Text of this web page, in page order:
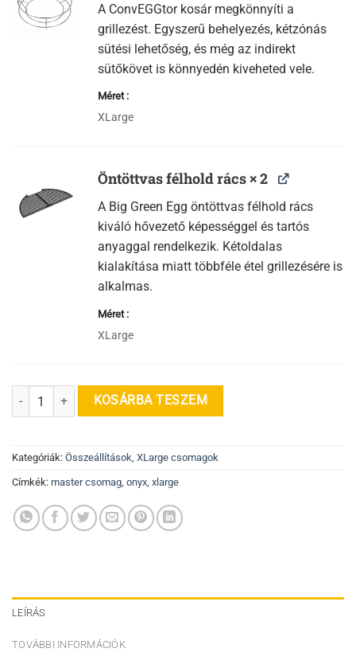
A ConvEGGtor kosár megkönnyíti a
grillezést. Egyszerű behelyezés, kétzónás
sütési lehetőség, és még az indirekt
sütőkövet is könnyedén kiveheted vele.
Méret
XLarge
Öntöttvas félhold rács × 2
A Big Green Egg öntöttvas félhold rács
kiváló hővezető képességgel és tartós
anyaggal rendelkezik. Kétoldalas
kialakítása miatt többféle étel grillezésére is
alkalmas.
Méret
XLarge
The ONYX - XLarge MASTER csomag mennyiség
KOSÁRBA TESZEM
Kategóriák: Összeállítások, XLarge csomagok
Címkék: master csomag, onyx, xlarge
LEÍRÁS
TOVÁBBI INFORMÁCIÓK